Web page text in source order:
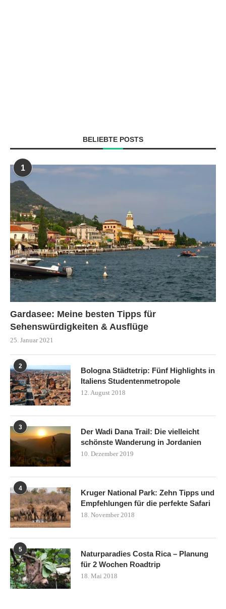
BELIEBTE POSTS
1
Gardasee: Meine besten Tipps für
Sehenswürdigkeiten & Ausflüge
25. Januar 2021
2
Bologna Städtetrip: Fünf Highlights in
Italiens Studentenmetropole
12. August 2018
3
Der Wadi Dana Trail: Die vielleicht
schönste Wanderung in Jordanien
10. Dezember 2019
4
Kruger National Park: Zehn Tipps und
Empfehlungen für die perfekte Safari
18. November 2018
5
Naturparadies Costa Rica – Planung
für 2 Wochen Roadtrip
18. Mai 2018